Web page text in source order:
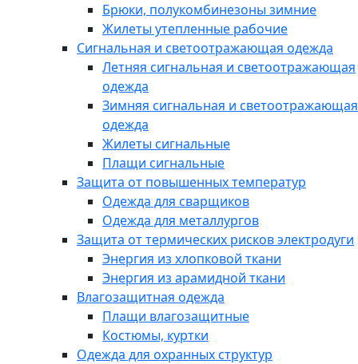
Брюки, полукомбинезоны зимние
Жилеты утепленные рабочие
Сигнальная и светоотражающая одежда
Летняя сигнальная и светоотражающая
одежда
Зимняя сигнальная и светоотражающая
одежда
Жилеты сигнальные
Плащи сигнальные
Защита от повышенных температур
Одежда для сварщиков
Одежда для металлургов
Защита от термических рисков электродуги
Энергия из хлопковой ткани
Энергия из арамидной ткани
Влагозащитная одежда
Плащи влагозащитные
Костюмы, куртки
Одежда для охранных структур